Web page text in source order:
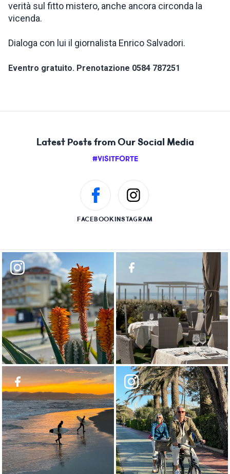
verità sul fitto mistero, anche ancora circonda la
vicenda.
Dialoga con lui il giornalista Enrico Salvadori.
Eventro gratuito. Prenotazione 0584 787251
Latest Posts from Our Social Media
#VISITFORTE
FACEBOOKINSTAGRAM